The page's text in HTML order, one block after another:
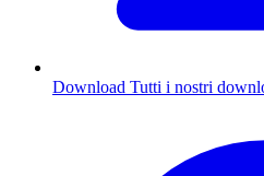
Download Tutti i nostri